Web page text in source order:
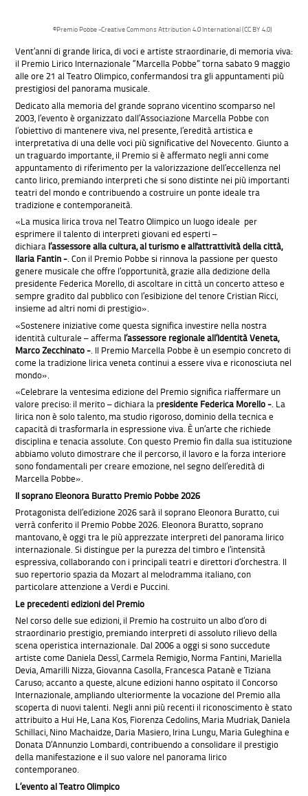
©Premio Pobbe -Creative Commons Attribution 4.0 International (CC BY 4.0)
Vent’anni di grande lirica, di voci e artiste straordinarie, di memoria viva:
il Premio Lirico Internazionale “Marcella Pobbe” torna sabato 9 maggio
alle ore 21 al Teatro Olimpico, confermandosi tra gli appuntamenti più
prestigiosi del panorama musicale.
Dedicato alla memoria del grande soprano vicentino scomparso nel
2003, l’evento è organizzato dall’Associazione Marcella Pobbe con
l’obiettivo di mantenere viva, nel presente, l’eredità artistica e
interpretativa di una delle voci più significative del Novecento. Giunto a
un traguardo importante, il Premio si è affermato negli anni come
appuntamento di riferimento per la valorizzazione dell’eccellenza nel
canto lirico, premiando interpreti che si sono distinte nei più importanti
teatri del mondo e contribuendo a costruire un ponte ideale tra
tradizione e contemporaneità.
«La musica lirica trova nel Teatro Olimpico un luogo ideale per
esprimere il talento di interpreti giovani ed esperti –
dichiara l’assessore alla cultura, al turismo e all'attrattività della città,
Ilaria Fantin -. Con il Premio Pobbe si rinnova la passione per questo
genere musicale che offre l’opportunità, grazie alla dedizione della
presidente Federica Morello, di ascoltare in città un concerto atteso e
sempre gradito dal pubblico con l’esibizione del tenore Cristian Ricci,
insieme ad altri nomi di prestigio».
«Sostenere iniziative come questa significa investire nella nostra
identità culturale – afferma l’assessore regionale all’Identità Veneta,
Marco Zecchinato -. Il Premio Marcella Pobbe è un esempio concreto di
come la tradizione lirica veneta continui a essere viva e riconosciuta nel
mondo».
«Celebrare la ventesima edizione del Premio significa riaffermare un
valore preciso: il merito – dichiara la presidente Federica Morello -. La
lirica non è solo talento, ma studio rigoroso, dominio della tecnica e
capacità di trasformarla in espressione viva. È un’arte che richiede
disciplina e tenacia assolute. Con questo Premio fin dalla sua istituzione
abbiamo voluto dimostrare che il percorso, il lavoro e la forza interiore
sono fondamentali per creare emozione, nel segno dell’eredità di
Marcella Pobbe».
Il soprano Eleonora Buratto Premio Pobbe 2026
Protagonista dell’edizione 2026 sarà il soprano Eleonora Buratto, cui
verrà conferito il Premio Pobbe 2026. Eleonora Buratto, soprano
mantovano, è oggi tra le più apprezzate interpreti del panorama lirico
internazionale. Si distingue per la purezza del timbro e l’intensità
espressiva, collaborando con i principali teatri e direttori d’orchestra. Il
suo repertorio spazia da Mozart al melodramma italiano, con
particolare attenzione a Verdi e Puccini.
Le precedenti edizioni del Premio
Nel corso delle sue edizioni, il Premio ha costruito un albo d’oro di
straordinario prestigio, premiando interpreti di assoluto rilievo della
scena operistica internazionale. Dal 2006 a oggi si sono succedute
artiste come Daniela Dessì, Carmela Remigio, Norma Fantini, Mariella
Devia, Amarilli Nizza, Giovanna Casolla, Francesca Patanè e Tiziana
Caruso; accanto a queste, alcune edizioni hanno ospitato il Concorso
Internazionale, ampliando ulteriormente la vocazione del Premio alla
scoperta di nuovi talenti. Negli anni più recenti il riconoscimento è stato
attribuito a Hui He, Lana Kos, Fiorenza Cedolins, Maria Mudriak, Daniela
Schillaci, Nino Machaidze, Daria Masiero, Irina Lungu, Maria Guleghina e
Donata D’Annunzio Lombardi, contribuendo a consolidare il prestigio
della manifestazione e il suo valore nel panorama lirico
contemporaneo.
L’evento al Teatro Olimpico